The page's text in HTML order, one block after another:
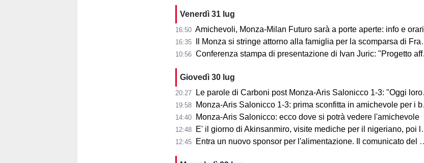
Venerdì 31 lug
16:50 Amichevoli, Monza-Milan Futuro sarà a porte aperte: info e orari
16:35 Il Monza si stringe attorno alla famiglia per la scomparsa di Franco Baresi
10:56 Conferenza stampa di presentazione di Ivan Juric: "Progetto affascinante"
Giovedì 30 lug
20:27 Le parole di Carboni post Monza-Aris Salonicco 1-3: "Oggi loro più bravi di noi"
19:58 Monza-Aris Salonicco 1-3: prima sconfitta in amichevole per i brianzoli
14:40 Monza-Aris Salonicco: ecco dove si potrà vedere l'amichevole
12:48 E' il giorno di Akinsanmiro, visite mediche per il nigeriano, poi la firma
12:45 Entra un nuovo sponsor per l'alimentazione. Il comunicato del club biancorosso